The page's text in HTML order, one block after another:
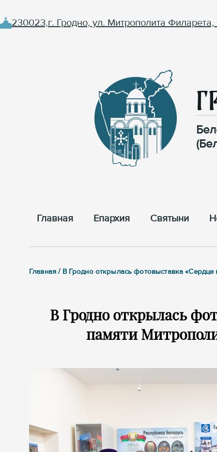
230023,г. Гродно, ул. Митрополита Филарета,
Главная Епархия Cвятыни
Главная / В Гродно открылась фотовыставка
В Гродно открылась
памяти